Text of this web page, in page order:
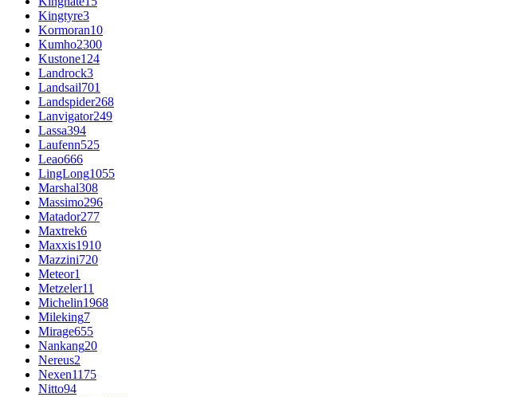
Kingtyre3
Kormoran10
Kumho2300
Kustone124
Landrock3
Landsail701
Landspider268
Lanvigator249
Lassa394
Laufenn525
Leao666
LingLong1055
Marshal308
Massimo296
Matador277
Maxtrek6
Maxxis1910
Mazzini720
Meteor1
Metzeler11
Michelin1968
Mileking7
Mirage655
Nankang20
Nereus2
Nexen1175
Nitto94